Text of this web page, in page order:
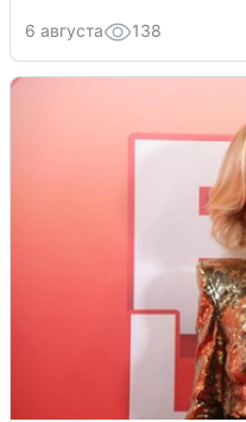
6 августа 138